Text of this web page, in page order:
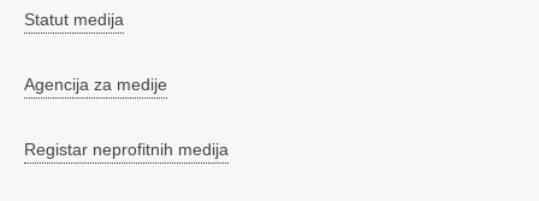
Statut medija
Agencija za medije
Registar neprofitnih medija